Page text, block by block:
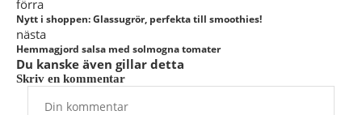
förra
Nytt i shoppen: Glassugrör, perfekta till smoothies!
nästa
Hemmagjord salsa med solmogna tomater
Du kanske även gillar detta
Skriv en kommentar